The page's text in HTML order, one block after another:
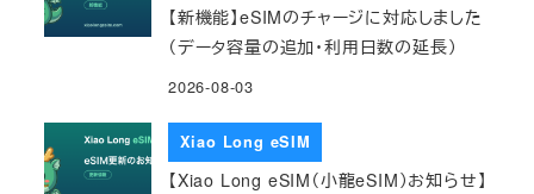
【新機能】eSIMのチャージに対応しました
（データ容量の追加・利用日数の延長）
2026-08-03
Xiao Long eSIM
【Xiao Long eSIM（小龍eSIM）お知らせ】